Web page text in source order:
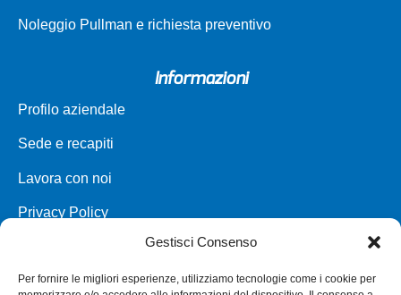
Gestisci Consenso
Per fornire le migliori esperienze, utilizziamo tecnologie come i cookie per
Noleggio Pullman e richiesta preventivo
Informazioni
Profilo aziendale
Sede e recapiti
Lavora con noi
Privacy Policy
Parco veicoli a noleggio